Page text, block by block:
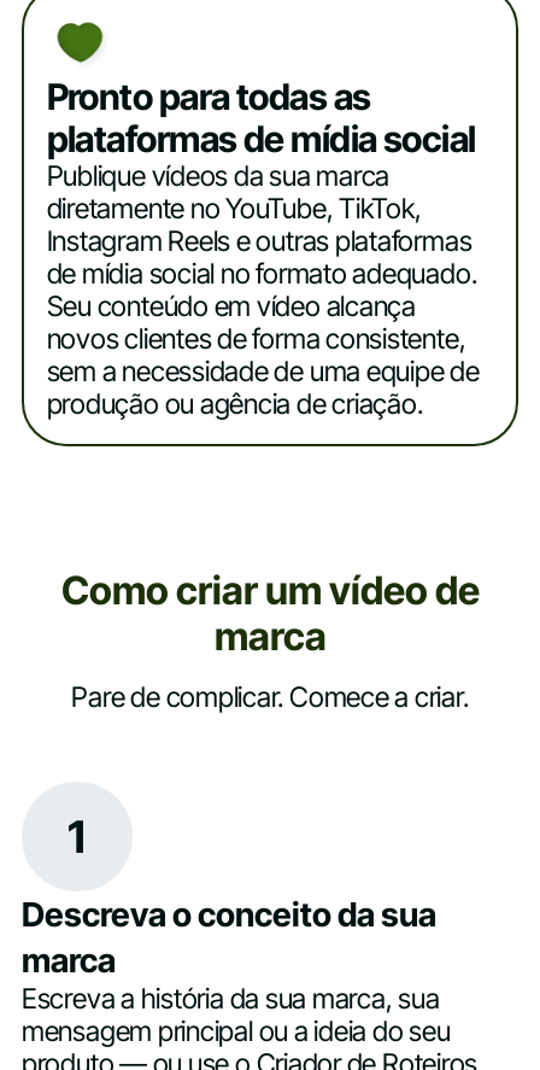
Pronto para todas as
plataformas de mídia social
Publique vídeos da sua marca
diretamente no YouTube, TikTok,
Instagram Reels e outras plataformas
de mídia social no formato adequado.
Seu conteúdo em vídeo alcança
novos clientes de forma consistente,
sem a necessidade de uma equipe de
produção ou agência de criação.
Como criar um vídeo de
marca
Pare de complicar. Comece a criar.
1
Descreva o conceito da sua
marca
Escreva a história da sua marca, sua
mensagem principal ou a ideia do seu